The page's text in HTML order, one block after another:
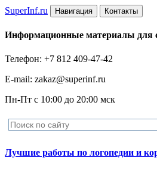
SuperInf.ru Навигация Контакты
Информационные материалы для
Телефон: +7 812 409-47-42
E-mail: zakaz@superinf.ru
Пн-Пт с 10:00 до 20:00 мск
Лучшие работы по логопедии и